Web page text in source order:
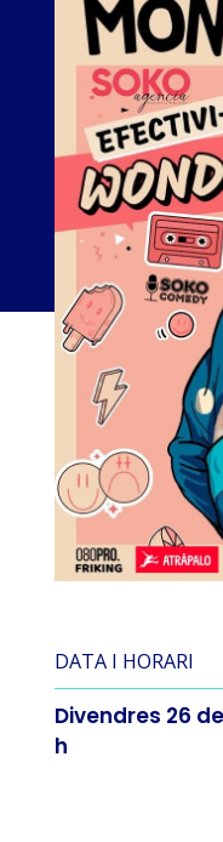
DATA I HORARI
Divendres 26
h